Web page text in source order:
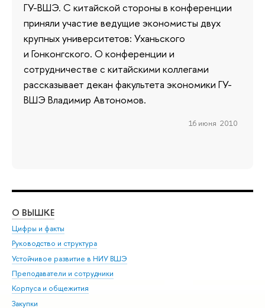
ГУ-ВШЭ. С китайской стороны в конференции
приняли участие ведущие экономисты двух
крупных университетов: Уханьского
и Гонконгского. О конференции и
сотрудничестве с китайскими коллегами
рассказывает декан факультета экономики ГУ-
ВШЭ Владимир Автономов.
16 июня 2010
О ВЫШКЕ
Цифры и факты
Руководство и структура
Устойчивое развитие в НИУ ВШЭ
Преподаватели и сотрудники
Корпуса и общежития
Закупки